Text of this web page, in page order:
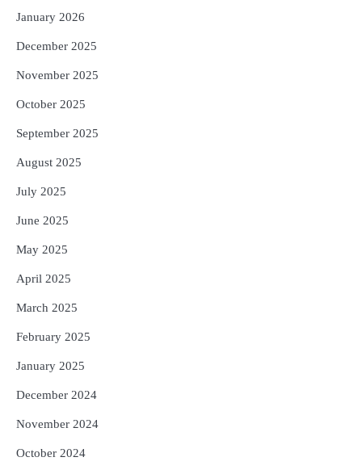
January 2026
December 2025
November 2025
October 2025
September 2025
August 2025
July 2025
June 2025
May 2025
April 2025
March 2025
February 2025
January 2025
December 2024
November 2024
October 2024